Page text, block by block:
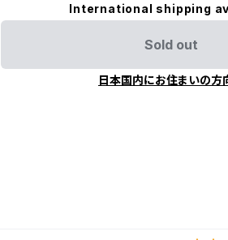
International shipping
Sold out
日本国内にお住まいの方